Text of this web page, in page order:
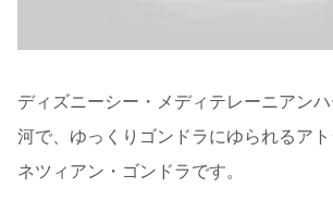
ディズニーシー・メディテレーニアン
河で、ゆっくりゴンドラにゆられるア
ネツィアン・ゴンドラです。